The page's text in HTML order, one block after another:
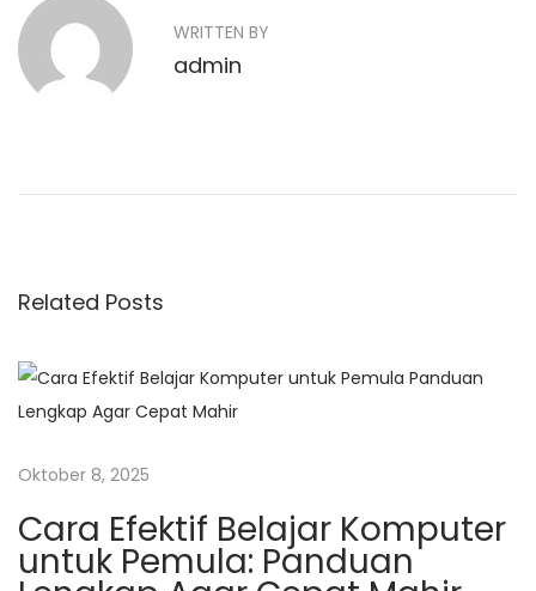
v
i
i
p
s
i
o
:
a
t
n
a
n
i
J
a
s
WRITTEN BY
admin
Related Posts
Oktober 8, 2025
Cara Efektif Belajar Komputer
untuk Pemula: Panduan